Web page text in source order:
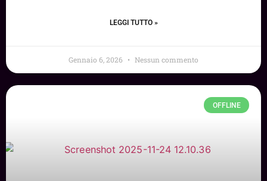
LEGGI TUTTO »
Gennaio 6, 2026 Nessun commento
OFFLINE